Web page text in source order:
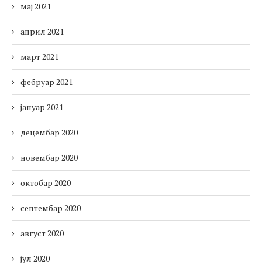
мај 2021
април 2021
март 2021
фебруар 2021
јануар 2021
децембар 2020
новембар 2020
октобар 2020
септембар 2020
август 2020
јул 2020